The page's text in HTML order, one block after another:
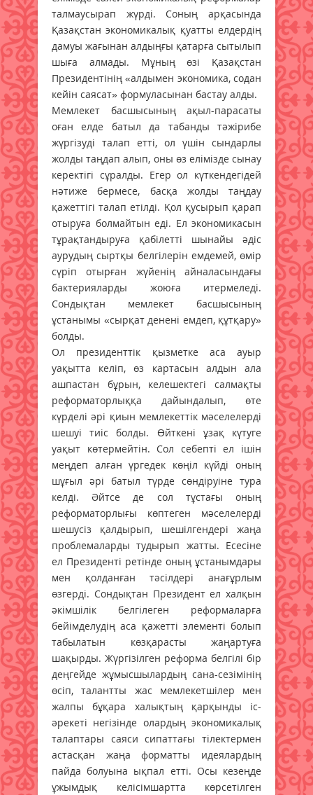
талмаусырап жүрді. Соның арқасында
Қазақстан экономикалық қуатты елдердің
дамуы жағынан алдыңғы қатарға сытылып
шыға алмады. Мұның өзі Қазақстан
Президентінің «алдымен экономика, содан
кейін саясат» формуласынан бастау алды.
Мемлекет басшысының ақыл-парасаты
оған елде батыл да табанды тәжірибе
жүргізуді талап етті, ол үшін сындарлы
жолды таңдап алып, оны өз елімізде сынау
керектігі сұралды. Егер ол күткендегідей
нәтиже бермесе, басқа жолды таңдау
қажеттігі талап етілді. Қол қусырып қарап
отыруға болмайтын еді. Ел экономикасын
тұрақтандыруға қабілетті шынайы әдіс
аурудың сыртқы белгілерін емдемей, өмір
сүріп отырған жүйенің айналасындағы
бактерияларды жоюға итермеледі.
Сондықтан мемлекет басшысының
ұстанымы «сырқат денені емдеп, құтқару»
болды.
Ол президенттік қызметке аса ауыр
уақытта келіп, өз картасын алдын ала
ашпастан бұрын, келешектегі салмақты
реформаторлыққа дайындалып, өте
күрделі әрі қиын мемлекеттік мәселелерді
шешуі тиіс болды. Өйткені ұзақ күтуге
уақыт көтермейтін. Сол себепті ел ішін
меңдеп алған үргедек көңіл күйді оның
шұғыл әрі батыл түрде сөндіруіне тура
келді. Әйтсе де сол тұстағы оның
реформаторлығы көптеген мәселелерді
шешусіз қалдырып, шешілгендері жаңа
проблемаларды тудырып жатты. Есесіне
ел Президенті ретінде оның ұстанымдары
мен қолданған тәсілдері анағұрлым
өзгерді. Сондықтан Президент ел халқын
әкімшілік белгілеген реформаларға
бейімделудің аса қажетті элементі болып
табылатын көзқарасты жаңартуға
шақырды. Жүргізілген реформа белгілі бір
деңгейде жұмысшылардың сана-сезімінің
өсіп, талантты жас мемлекетшілер мен
жалпы бұқара халықтың қарқынды іс-
әрекеті негізінде олардың экономикалық
талаптары саяси сипаттағы тілектермен
астасқан жаңа форматты идеялардың
пайда болуына ықпал етті. Осы кезеңде
ұжымдық келісімшартта көрсетілген